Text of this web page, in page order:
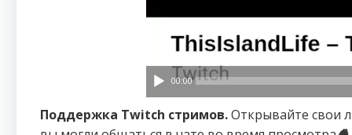
00:00
Поддержка Twitch стримов.Открывайте свои